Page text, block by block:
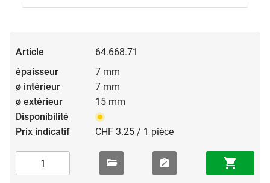
64.668.71
7 mm
7 mm
15 mm
CHF 3.25 / 1 pièce